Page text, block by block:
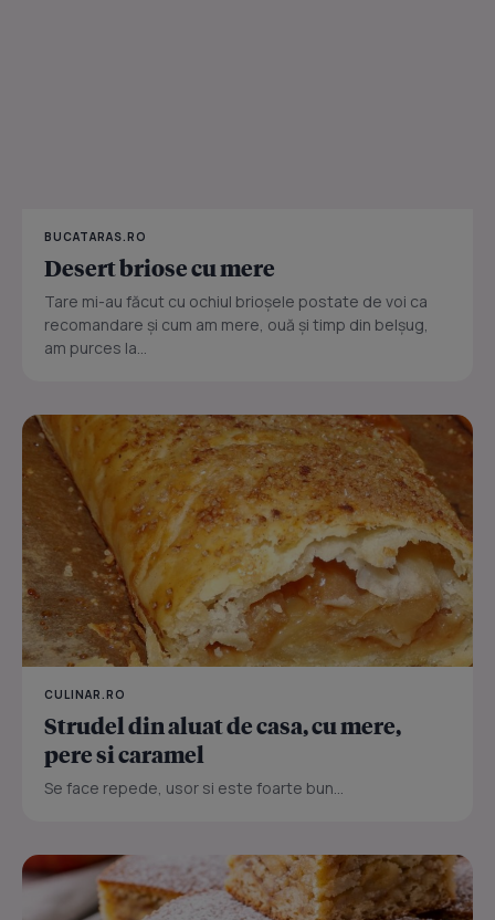
BUCATARAS.RO
Desert briose cu mere
Tare mi-au făcut cu ochiul brioșele postate de voi ca
recomandare și cum am mere, ouă și timp din belșug,
am purces la...
CULINAR.RO
Strudel din aluat de casa, cu mere,
pere si caramel
Se face repede, usor si este foarte bun...